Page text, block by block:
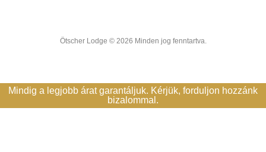
Ötscher Lodge © 2026 Minden jog fenntartva.
Mindig a legjobb árat garantáljuk. Kérjük, forduljon hozzánk
bizalommal.